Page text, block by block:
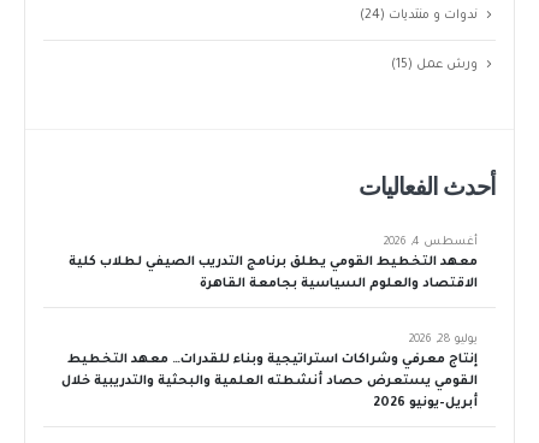
ندوات و منتديات (24)
ورش عمل (15)
أحدث الفعاليات
معهد التخطيط القومي يطلق برنامج التدريب الصيفي لطلاب كلية
الاقتصاد والعلوم السياسية بجامعة القاهرة
أغسطس 4, 2026
إنتاج معرفي وشراكات استراتيجية وبناء للقدرات… معهد التخطيط
القومي يستعرض حصاد أنشطته العلمية والبحثية والتدريبية خلال
أبريل–يونيو 2026
يوليو 28, 2026